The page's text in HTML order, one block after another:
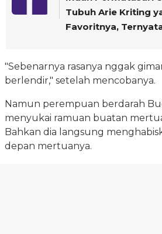
Tubuh Arie Kriting
Favoritnya,
"Sebenarnya rasanya nggak
berlendir," setelah mencobanya.
Namun perempuan berdarah
menyukai ramuan buatan
Bahkan dia langsung
depan mertuanya.